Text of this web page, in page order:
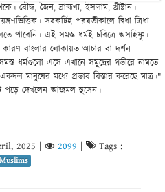
বৌদ্ধ, জৈন, ব্রাহ্মণ্য, ইসলাম, খ্রীষ্টান।
সবকটিই পরবর্তীকালে দ্বিধা ত্রিধা
পারেনি‌। এই সমস্ত ধর্মই চরিত্রে অসহিষ্ণু।
বাংলার লোকায়ত আচার বা দর্শন
ধর্মগুলো এসে এখানে সমুদ্রের গভীরে নামতে
মানুষের মধ্যে প্রভাব বিস্তার করেছে মাত্র।"
পড়ে দেখলেন আজমল হুসেন।
2025 | 2099 | Tags :
Muslims